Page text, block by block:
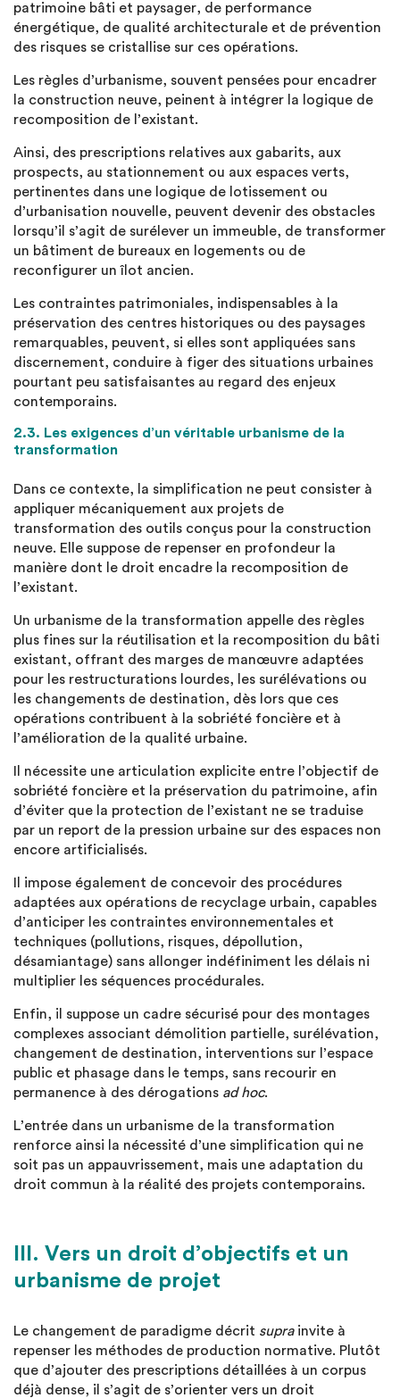
patrimoine bâti et paysager, de performance
énergétique, de qualité architecturale et de prévention
des risques se cristallise sur ces opérations.
Les règles d’urbanisme, souvent pensées pour encadrer
la construction neuve, peinent à intégrer la logique de
recomposition de l’existant.
Ainsi, des prescriptions relatives aux gabarits, aux
prospects, au stationnement ou aux espaces verts,
pertinentes dans une logique de lotissement ou
d’urbanisation nouvelle, peuvent devenir des obstacles
lorsqu’il s’agit de surélever un immeuble, de transformer
un bâtiment de bureaux en logements ou de
reconfigurer un îlot ancien.
Les contraintes patrimoniales, indispensables à la
préservation des centres historiques ou des paysages
remarquables, peuvent, si elles sont appliquées sans
discernement, conduire à figer des situations urbaines
pourtant peu satisfaisantes au regard des enjeux
contemporains.
2.3. Les exigences d’un véritable urbanisme de la
transformation
Dans ce contexte, la simplification ne peut consister à
appliquer mécaniquement aux projets de
transformation des outils conçus pour la construction
neuve. Elle suppose de repenser en profondeur la
manière dont le droit encadre la recomposition de
l’existant.
Un urbanisme de la transformation appelle des règles
plus fines sur la réutilisation et la recomposition du bâti
existant, offrant des marges de manœuvre adaptées
pour les restructurations lourdes, les surélévations ou
les changements de destination, dès lors que ces
opérations contribuent à la sobriété foncière et à
l’amélioration de la qualité urbaine.
Il nécessite une articulation explicite entre l’objectif de
sobriété foncière et la préservation du patrimoine, afin
d’éviter que la protection de l’existant ne se traduise
par un report de la pression urbaine sur des espaces non
encore artificialisés.
Il impose également de concevoir des procédures
adaptées aux opérations de recyclage urbain, capables
d’anticiper les contraintes environnementales et
techniques (pollutions, risques, dépollution,
désamiantage) sans allonger indéfiniment les délais ni
multiplier les séquences procédurales.
Enfin, il suppose un cadre sécurisé pour des montages
complexes associant démolition partielle, surélévation,
changement de destination, interventions sur l’espace
public et phasage dans le temps, sans recourir en
permanence à des dérogations ad hoc.
L’entrée dans un urbanisme de la transformation
renforce ainsi la nécessité d’une simplification qui ne
soit pas un appauvrissement, mais une adaptation du
droit commun à la réalité des projets contemporains.
III. Vers un droit d’objectifs et un
urbanisme de projet
Le changement de paradigme décrit suprainvite à
repenser les méthodes de production normative. Plutôt
que d’ajouter des prescriptions détaillées à un corpus
déjà dense, il s’agit de s’orienter vers un droit